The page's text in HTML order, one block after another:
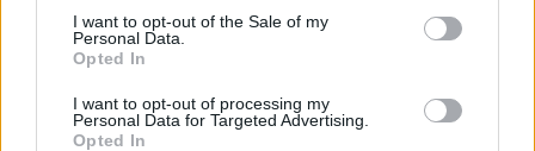
consent section.
I want to opt-out of the Sale of my
Personal Data.
Opted In
I want to opt-out of processing my
Personal Data for Targeted Advertising.
Opted In